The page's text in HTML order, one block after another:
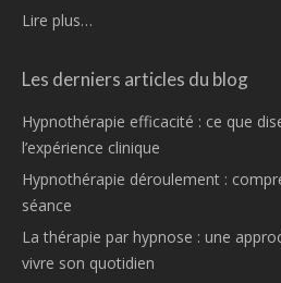
Lire plus…
Les derniers articles du blog
Hypnothérapie efficacité : ce que
l’expérience clinique
Hypnothérapie déroulement :
séance
La thérapie par hypnose : une
vivre son quotidien